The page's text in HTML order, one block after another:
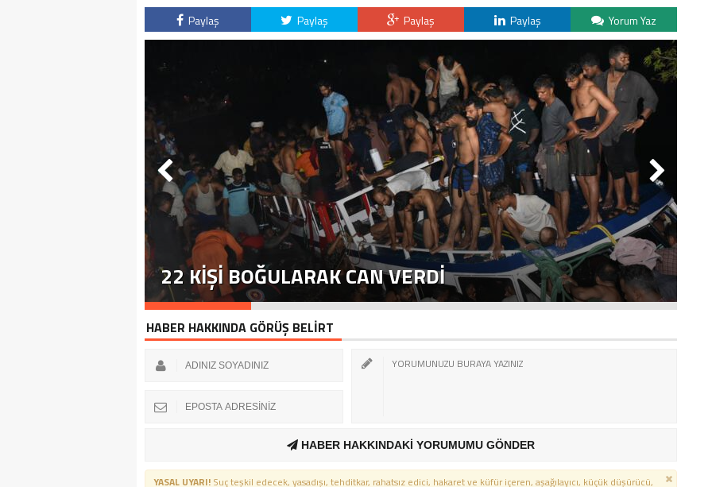
Paylaş Paylaş Paylaş Paylaş Yorum Yaz
22 KIŞI BOĞULARAK CAN VERDI
HABER HAKKINDA GÖRÜŞ BELİRT
HABER HAKKINDAKİ YORUMUMU GÖNDER
YASAL UYARI! Suç teşkil edecek, yasadışı, tehditkar, rahatsız edici, hakaret ve küfür içeren, aşağılayıcı, küçük düşürücü,